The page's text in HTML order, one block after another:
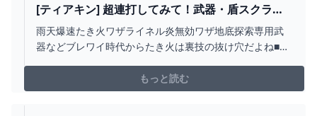
[ティアキン] 超連打してみて！武器・盾スクラビ
ルドの便利テク３ [ゼルダの伝説 ティアーズ オブ
ザ キングダム] - YOUTUBE
雨天爆速たき火ワザライネル炎無効ワザ地底探索専用武
器などブレワイ時代からたき火は裏技の抜け穴だよね■技
載させて頂きます#便利スクラビルド#ティアキン#バグ#
小ネタ#裏技#ぶらリンク
もっと読む